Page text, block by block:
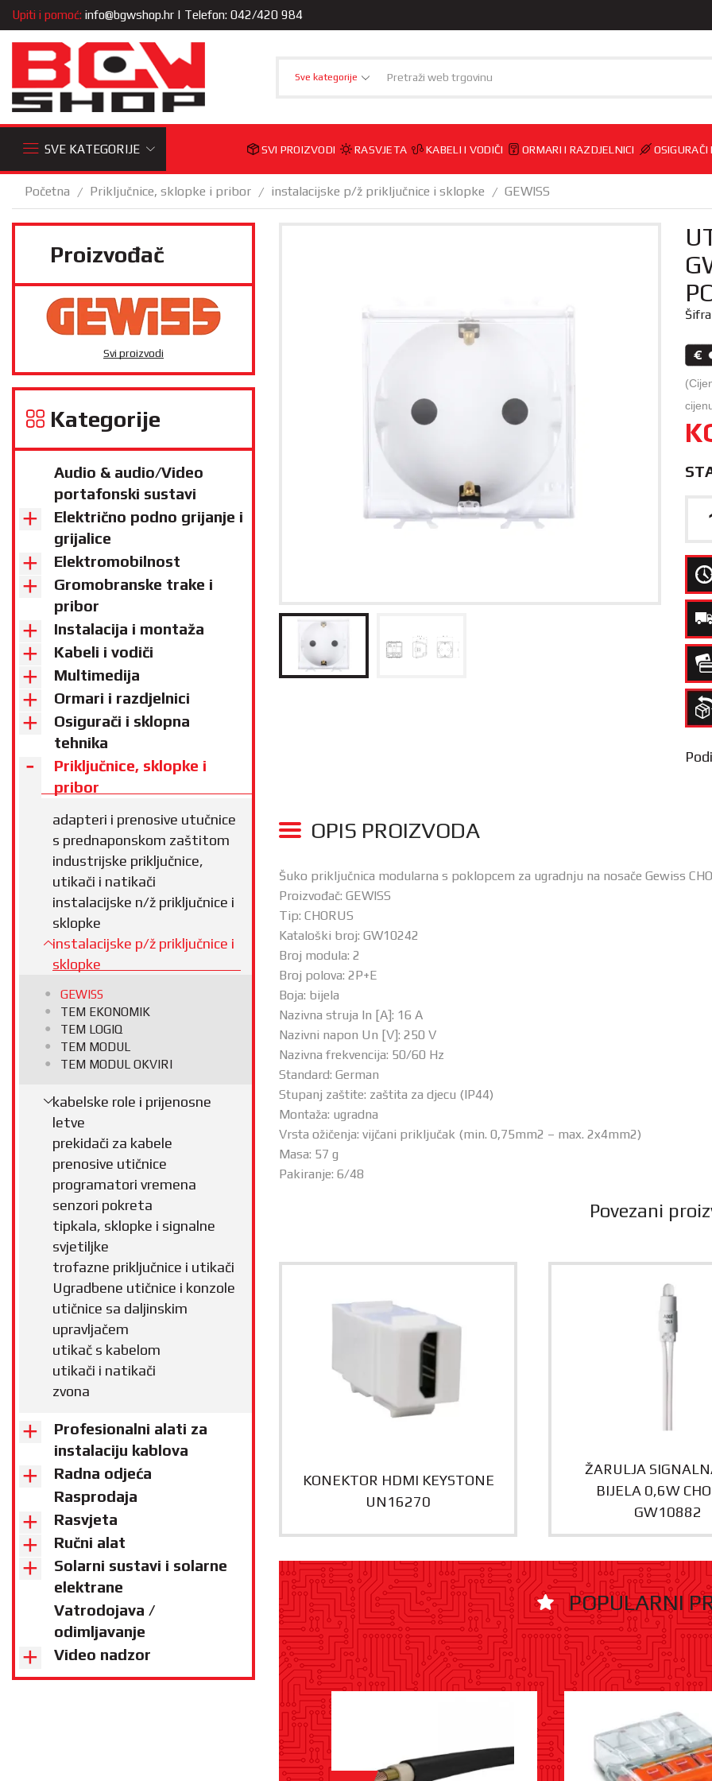
Upiti i pomoć: info@bgwshop.hr | Telefon: 042/420 984
Sve kategorije
SVE KATEGORIJE SVI PROIZVODI RASVJETA KABELI I VODIČI ORMARI I RAZDJELNICI OSIGURAČI
Početna / Priključnice, sklopke i pribor / instalacijske p/ž priključnice i sklopke / GEWISS
Proizvođač
Svi proizvodi
Kategorije
Audio & audio/Video
portafonski sustavi
Električno podno grijanje i
grijalice
Elektromobilnost
Gromobranske trake i
pribor
Instalacija i montaža
Kabeli i vodiči
Multimedija
Ormari i razdjelnici
Osigurači i sklopna
tehnika
Priključnice, sklopke i
pribor
adapteri i prenosive utučnice
s prednaponskom zaštitom
industrijske priključnice,
utikači i natikači
instalacijske n/ž priključnice i
sklopke
instalacijske p/ž priključnice i
sklopke
GEWISS
TEM EKONOMIK
TEM LOGIQ
TEM MODUL
TEM MODUL OKVIRI
kabelske role i prijenosne
letve
prekidači za kabele
prenosive utičnice
programatori vremena
senzori pokreta
tipkala, sklopke i signalne
svjetiljke
trofazne priključnice i utikači
Ugradbene utičnice i konzole
utičnice sa daljinskim
upravljačem
utikač s kabelom
utikači i natikači
zvona
Profesionalni alati za
instalaciju kablova
Radna odjeća
Rasprodaja
Rasvjeta
Ručni alat
Solarni sustavi i solarne
elektrane
Vatrodojava /
odimljavanje
Video nadzor
OPIS PROIZVODA
Šuko priključnica modularna s poklopcem za ugradnju na nosače Gewiss
Proizvođač: GEWISS
Tip: CHORUS
Kataloški broj: GW10242
Broj modula: 2
Broj polova: 2P+E
Boja: bijela
Nazivna struja In [A]: 16 A
Nazivni napon Un [V]: 250 V
Nazivna frekvencija: 50/60 Hz
Standard: German
Stupanj zaštite: zaštita za djecu (IP44)
Montaža: ugradna
Vrsta ožičenja: vijčani priključak (min. 0,75mm2 – max. 2x4mm2)
Masa: 57 g
Pakiranje: 6/48
Povezani
KONEKTOR HDMI KEYSTONE
UN16270
ŽARULJA
BIJELA 0,6W
GW10882
POPULARNI